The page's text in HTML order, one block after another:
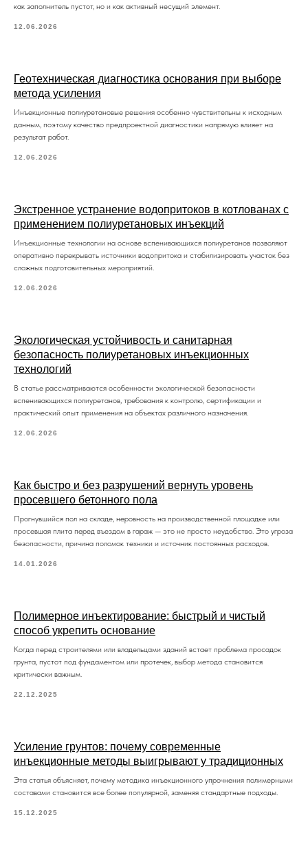
как заполнитель пустот, но и как активный несущий элемент.
12.06.2026
Геотехническая диагностика основания при выборе
метода усиления
Инъекционные полиуретановые решения особенно чувствительны к исходным
данным, поэтому качество предпроектной диагностики напрямую влияет на
результат работ.
12.06.2026
Экстренное устранение водопритоков в котлованах с
применением полиуретановых инъекций
Инъекционные технологии на основе вспенивающихся полиуретанов позволяют
оперативно перекрывать источники водопритока и стабилизировать участок без
сложных подготовительных мероприятий.
12.06.2026
Экологическая устойчивость и санитарная
безопасность полиуретановых инъекционных
технологий
В статье рассматриваются особенности экологической безопасности
вспенивающихся полиуретанов, требования к контролю, сертификации и
практический опыт применения на объектах различного назначения.
12.06.2026
Как быстро и без разрушений вернуть уровень
просевшего бетонного пола
Прогнувшийся пол на складе, неровность на производственной площадке или
просевшая плита перед въездом в гараж — это не просто неудобство. Это угроза
безопасности, причина поломок техники и источник постоянных расходов.
14.01.2026
Полимерное инъектирование: быстрый и чистый
способ укрепить основание
Когда перед строителями или владельцами зданий встает проблема просадок
грунта, пустот под фундаментом или протечек, выбор метода становится
критически важным.
22.12.2025
Усиление грунтов: почему современные
инъекционные методы выигрывают у традиционных
Эта статья объясняет, почему методика инъекционного упрочнения полимерными
составами становится все более популярной, заменяя стандартные подходы.
15.12.2025
ТОО «PolyJet»
Реквизиты:
050016, г. Алматы, Медеуский
р-н, ул. Кунаева, д. 1
Пн-Пт: 10:00-19:00
+7 776 500-20-00
БИН 250440010238